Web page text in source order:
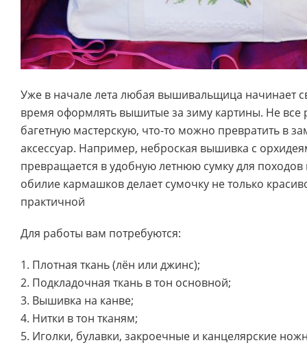
Уже в начале лета любая вышивальщица начинает
время оформлять вышитые за зиму картины. Не все
багетную мастерскую, что-то можно превратить в
аксессуар. Например, неброская вышивка с
превращается в удобную летнюю сумку для
обилие кармашков делает сумочку не только
практичной
Для работы вам потребуются:
1. Плотная ткань (лён или джинс);
2. Подкладочная ткань в тон основной;
3. Вышивка на канве;
4. Нитки в тон тканям;
5. Иголки, булавки, закроечные и канцелярские